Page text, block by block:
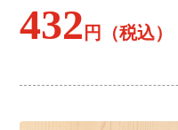
432 円（税込）